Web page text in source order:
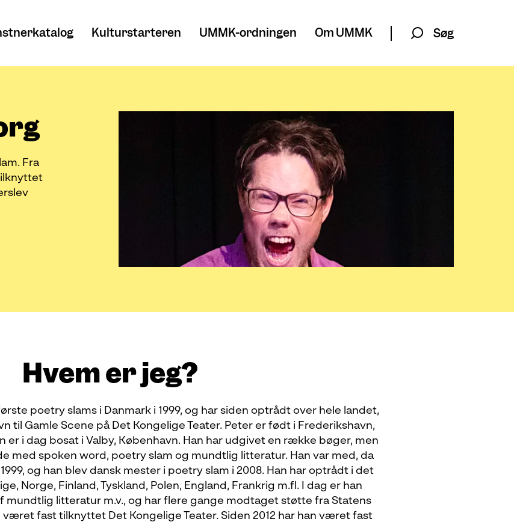
Kulturstarteren UMMK-ordningen Om UMMK Søg
Fra
Hvem er jeg?
poetry slams i Danmark i 1999, og har siden optrådt over hele landet,
til Gamle Scene på Det Kongelige Teater. Peter er født i Frederikshavn,
er i dag bosat i Valby, København. Han har udgivet en række bøger, men
med spoken word, poetry slam og mundtlig litteratur. Han var med, da
og han blev dansk mester i poetry slam i 2008. Han har optrådt i det
Norge, Finland, Tyskland, Polen, England, Frankrig m.fl. I dag er han
mundtlig litteratur m.v., og har flere gange modtaget støtte fra Statens
været fast tilknyttet Det Kongelige Teater. Siden 2012 har han været fast